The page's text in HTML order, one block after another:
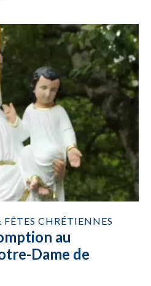
CHRÉTIENNES
au
Dame de